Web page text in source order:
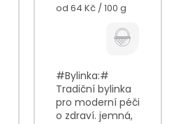
Měrná
od 64 Kč / 100 g
#Bylinka:#
Tradiční bylinka
pro moderní péči
o zdraví. jemná,